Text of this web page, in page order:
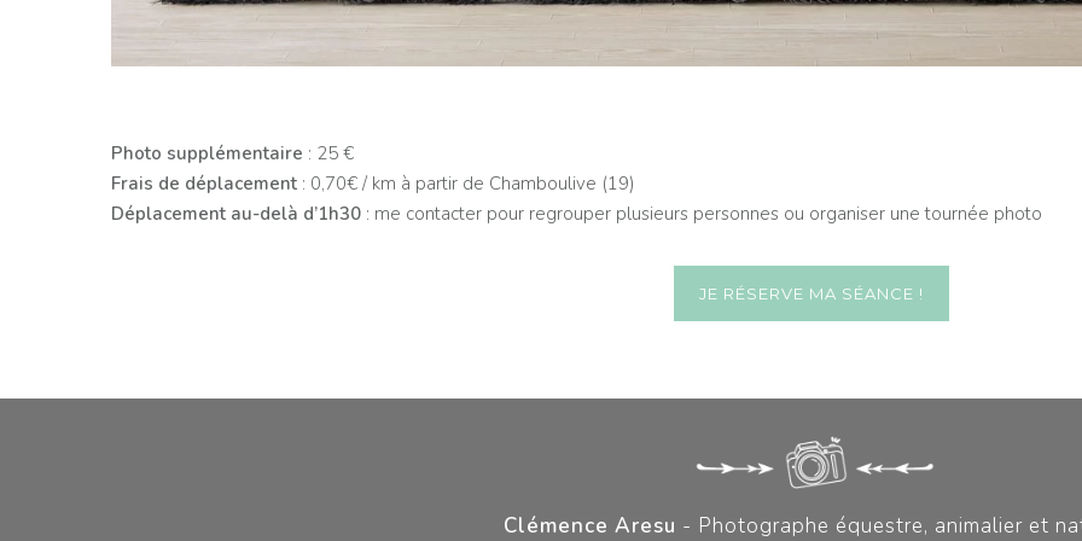
Photo supplémentaire : 25 €
Frais de déplacement : 0,70€ / km à partir de Chamboulive (19)
Déplacement au-delà d’1h30 : me contacter pour regrouper plusieurs personnes ou organiser une tournée photo
JE RÉSERVE MA SÉANCE !
Clémence Aresu - Photographe équestre, animalier et